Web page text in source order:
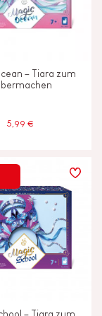
– Tiara zum
5,99 €